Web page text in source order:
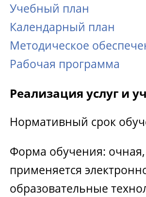
Учебный план
Календарный план
Методическое
Рабочая программа
Реализация услуг и
Нормативный срок
Форма обучения:
применяется
образовательные